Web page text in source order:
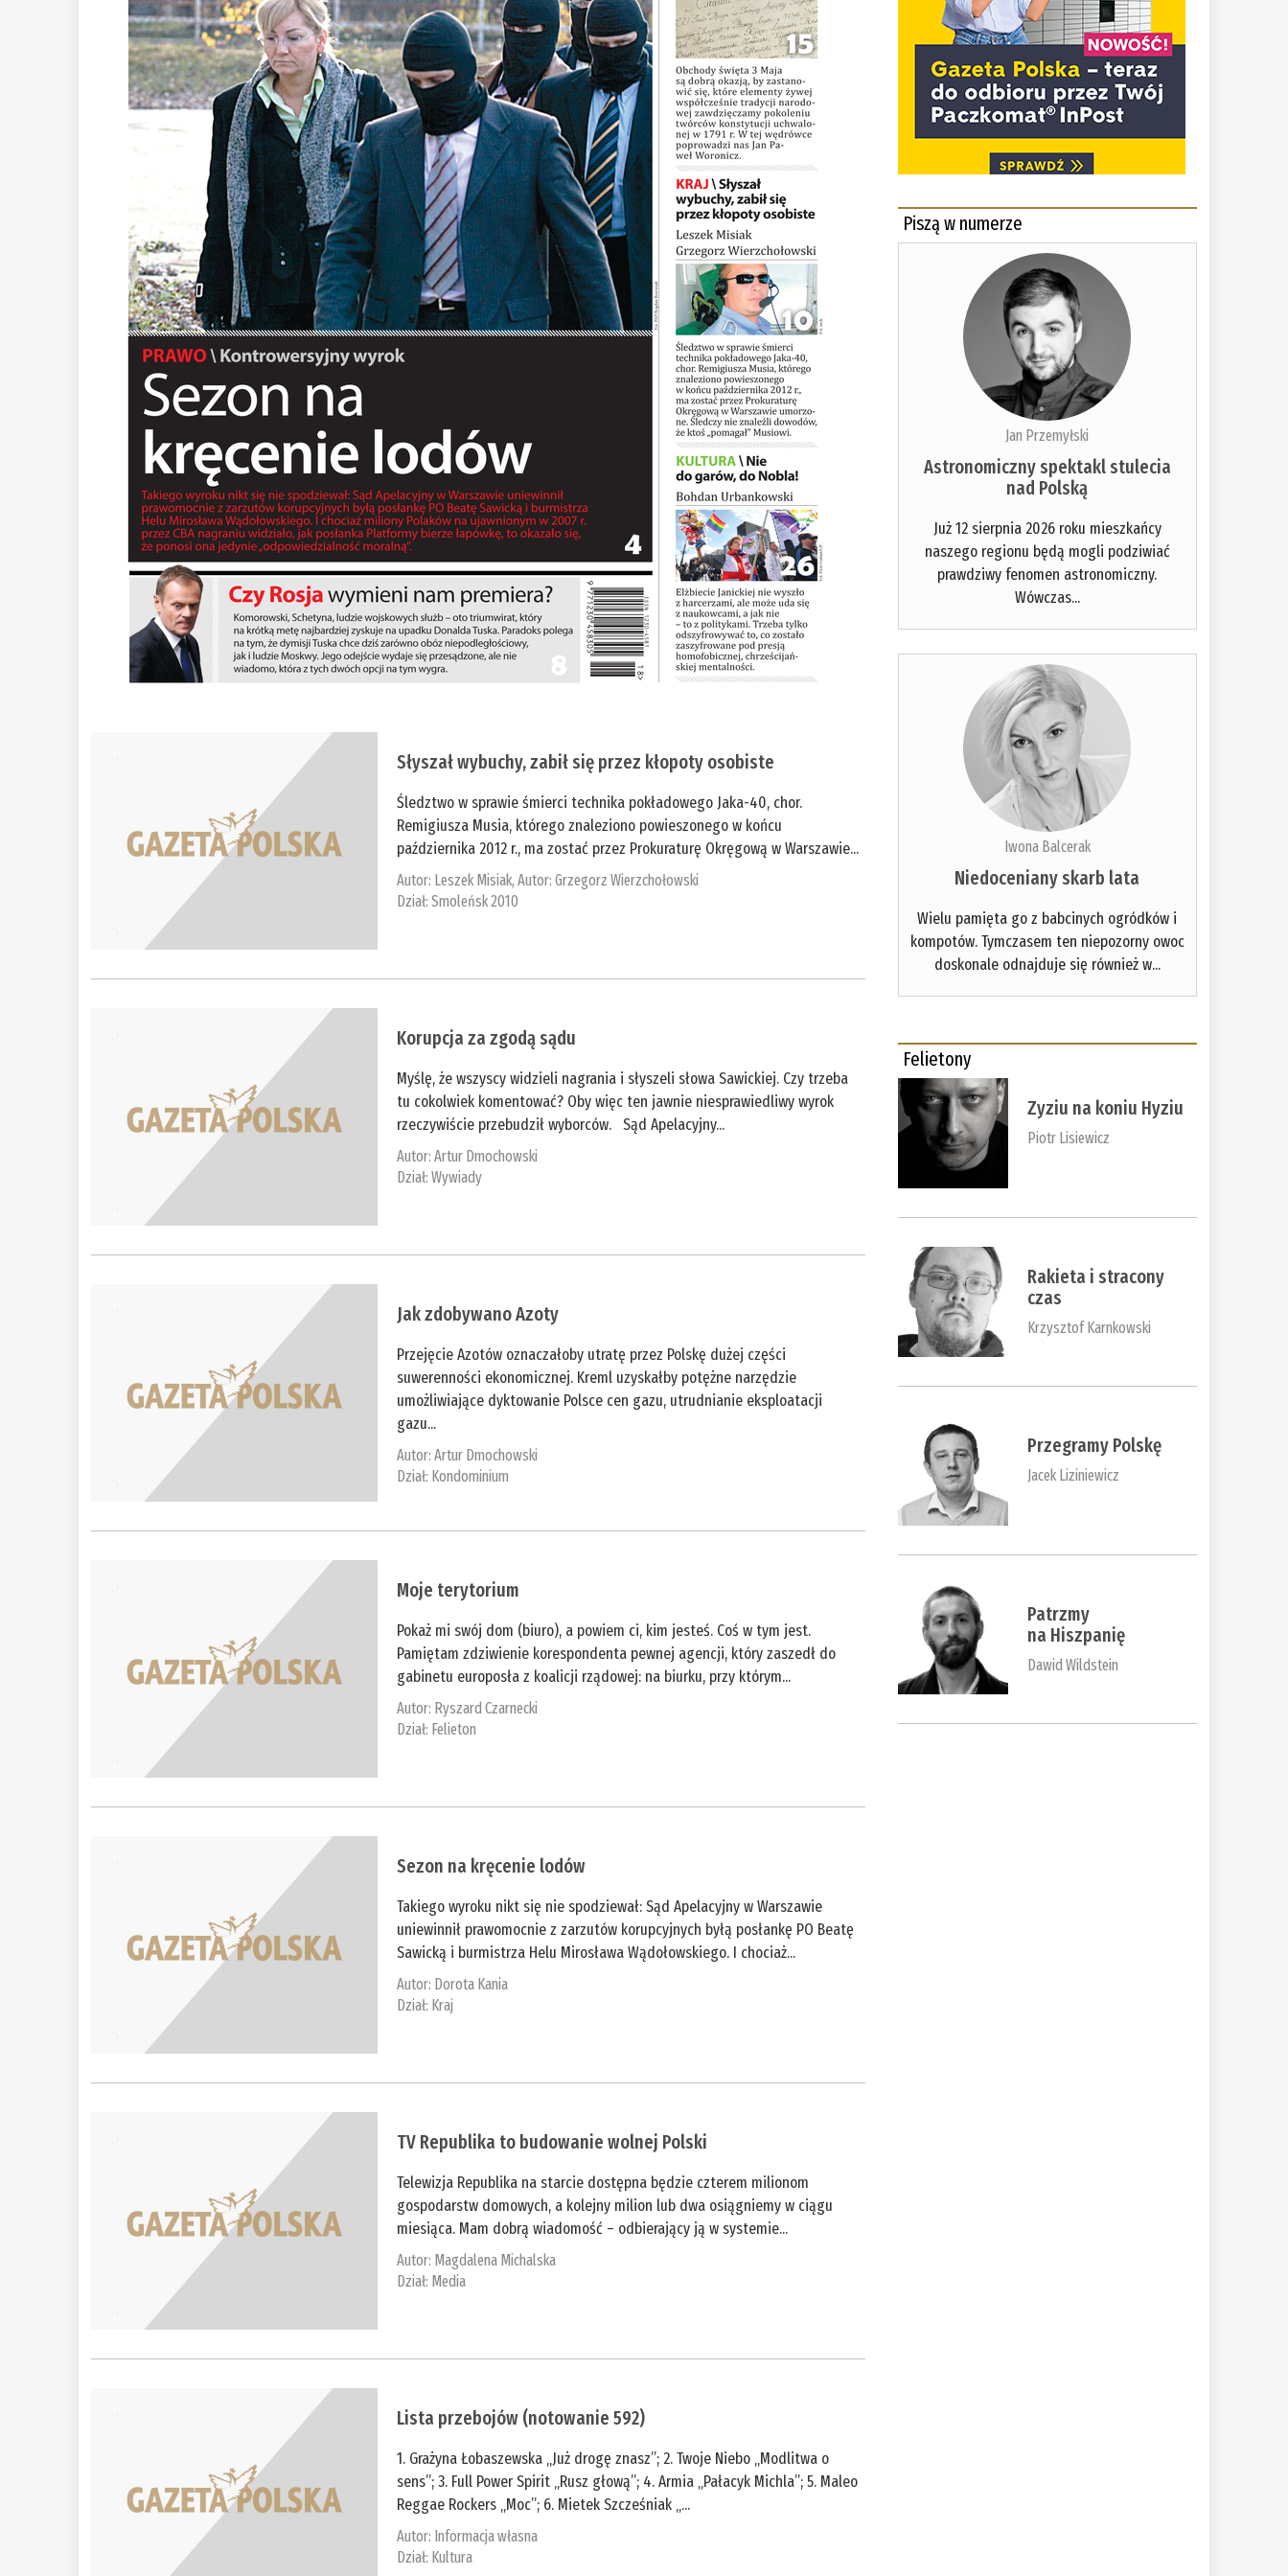
Słyszał wybuchy, zabił się przez kłopoty osobiste
Śledztwo w sprawie śmierci technika pokładowego Jaka-40, chor.
Remigiusza Musia, którego znaleziono powieszonego w końcu
października 2012 r., ma zostać przez Prokuraturę Okręgową w Warszawie...
Autor: Leszek Misiak, Autor:Grzegorz Wierzchołowski
Dział:Smoleńsk 2010
Korupcja za zgodą sądu
Myślę, że wszyscy widzieli nagrania i słyszeli słowa Sawickiej. Czy trzeba
tu cokolwiek komentować? Oby więc ten jawnie niesprawiedliwy wyrok
rzeczywiście przebudził wyborców. Sąd Apelacyjny...
Autor:Artur Dmochowski
Dział:Wywiady
Jak zdobywano Azoty
Przejęcie Azotów oznaczałoby utratę przez Polskę dużej części
suwerenności ekonomicznej. Kreml uzyskałby potężne narzędzie
umożliwiające dyktowanie Polsce cen gazu, utrudnianie eksploatacji
gazu...
Autor:Artur Dmochowski
Dział: Kondominium
Moje terytorium
Pokaż mi swój dom (biuro), a powiem ci, kim jesteś. Coś w tym jest.
Pamiętam zdziwienie korespondenta pewnej agencji, który zaszedł do
gabinetu europosła z koalicji rządowej: na biurku, przy którym...
Autor: Ryszard Czarnecki
Dział: Felieton
Sezon na kręcenie lodów
Takiego wyroku nikt się nie spodziewał: Sąd Apelacyjny w Warszawie
uniewinnił prawomocnie z zarzutów korupcyjnych byłą posłankę PO Beatę
Sawicką i burmistrza Helu Mirosława Wądołowskiego. I chociaż...
Autor: Dorota Kania
Dział: Kraj
TV Republika to budowanie wolnej Polski
Telewizja Republika na starcie dostępna będzie czterem milionom
gospodarstw domowych, a kolejny milion lub dwa osiągniemy w ciągu
miesiąca. Mam dobrą wiadomość – odbierający ją w systemie...
Autor: Magdalena Michalska
Dział: Media
Lista przebojów (notowanie 592)
1. Grażyna Łobaszewska „Już drogę znasz”; 2. Twoje Niebo „Modlitwa o
sens”; 3. Full Power Spirit „Rusz głową”; 4. Armia „Pałacyk Michla”; 5. Maleo
Reggae Rockers „Moc”; 6. Mietek Szcześniak „...
Autor: Informacja własna
Dział: Kultura
Piszą w numerze
Jan Przemyłski
Astronomiczny spektakl stulecia
nad Polską
Już 12 sierpnia 2026 roku mieszkańcy
naszego regionu będą mogli podziwiać
prawdziwy fenomen astronomiczny.
Wówczas...
Iwona Balcerak
Niedoceniany skarb lata
Wielu pamięta go z babcinych ogródków i
kompotów. Tymczasem ten niepozorny owoc
doskonale odnajduje się również w...
Felietony
Zyziu na koniu Hyziu
Piotr Lisiewicz
Rakieta i stracony
czas
Krzysztof Karnkowski
Przegramy Polskę
Jacek Liziniewicz
Patrzmy
na Hiszpanię
Dawid Wildstein